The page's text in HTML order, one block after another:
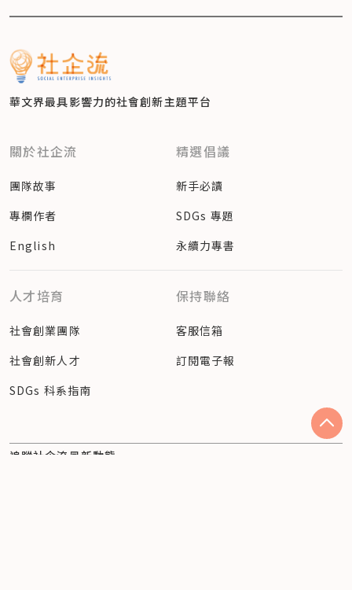
華文界最具影響力的社會創新主題平台
關於社企流
團隊故事
專欄作者
English
精選倡議
新手必讀
SDGs 專題
永續力專書
人才培育
社會創業團隊
社會創新人才
SDGs 科系指南
保持聯絡
客服信箱
訂閱電子報
追蹤社企流最新動態